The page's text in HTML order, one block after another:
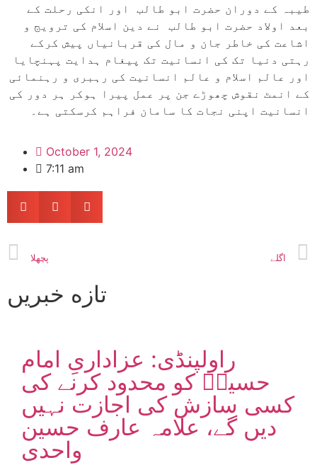
تازه خبریں
راولپنڈی: عزاداریِ امام
حسینؑ کو محدود کرنے کی
کسی سازش کی اجازت نہیں
دیں گے، علامہ عارف حسین
واحدی
طیبہ کے دوران حضرت ابو طالب اور انکی رحلت کے
بعد اولاد حضرت ابو طالب نے دین اسلام کی ترویج و
اشاعت کی خاطر جان و مال کی قربانیاں پیش کرکے
رہتی دنیا تک کی انسانیت تک پیغام ہدایت پہنچایا
اور عالم اسلام و عالم انسانیت کی رہبری و رہنمائی
کے انمٹ نقوش چھوڑے جن پر عمل پیرا ہوکر ہر دور کی
انسانیت اپنی نجات کا سامان فراہم کرسکتی ہے۔
October 1, 2024
7:11 am
پچھلا اگلے